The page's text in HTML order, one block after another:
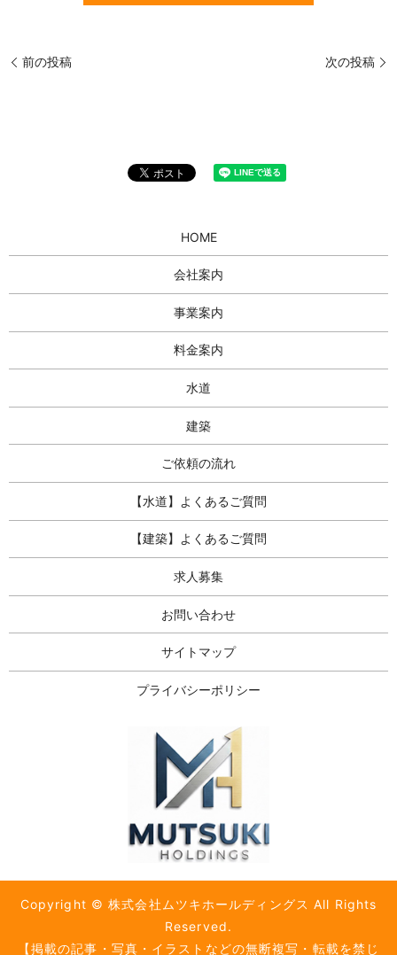
前の投稿 次の投稿
HOME
会社案内
事業案内
料金案内
水道
建築
ご依頼の流れ
【水道】よくあるご質問
【建築】よくあるご質問
求人募集
お問い合わせ
サイトマップ
プライバシーポリシー
Copyright © 株式会社ムツキホールディングス All Rights
Reserved.
【掲載の記事・写真・イラストなどの無断複写・転載を禁じ